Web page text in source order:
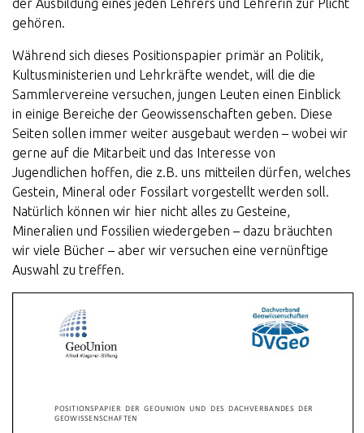
der Ausbildung eines jeden Lehrers und Lehrerin zur Plicht
gehören.
Während sich dieses Positionspapier primär an Politik,
Kultusministerien und Lehrkräfte wendet, will die die
Sammlervereine versuchen, jungen Leuten einen Einblick
in einige Bereiche der Geowissenschaften geben. Diese
Seiten sollen immer weiter ausgebaut werden – wobei wir
gerne auf die Mitarbeit und das Interesse von
Jugendlichen hoffen, die z.B. uns mitteilen dürfen, welches
Gestein, Mineral oder Fossilart vorgestellt werden soll.
Natürlich können wir hier nicht alles zu Gesteine,
Mineralien und Fossilien wiedergeben – dazu bräuchten
wir viele Bücher – aber wir versuchen eine vernünftige
Auswahl zu treffen.